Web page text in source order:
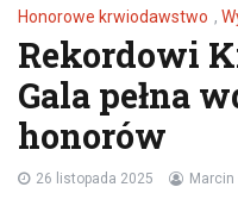
Honorowe krwiodawstwo ,
Rekordowi
Gala pełna
honorów
26 listopada 2025 Marcin